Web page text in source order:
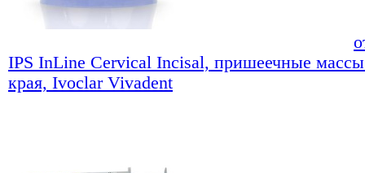
IPS InLine Cervical Incisal, пришеечные
края, Ivoclar Vivadent